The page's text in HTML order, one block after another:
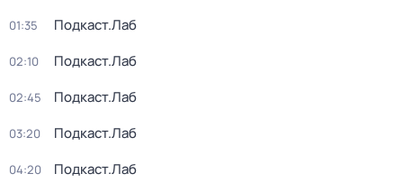
01:35 Подкаст.Лаб
02:10 Подкаст.Лаб
02:45 Подкаст.Лаб
03:20 Подкаст.Лаб
04:20 Подкаст.Лаб